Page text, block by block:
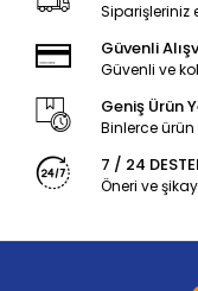
Siparişleriniz
Güvenli
Güvenli ve
Geniş Ürün
Binlerce
7 / 24
Öneri ve